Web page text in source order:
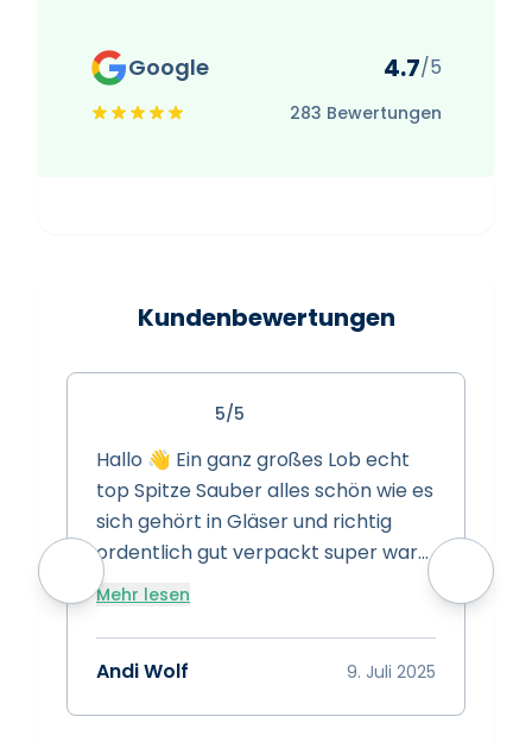
Google 4.7/5
283 Bewertungen
Kundenbewertungen
5/5
Hallo 👋 Ein ganz großes Lob echt
top Spitze Sauber alles schön wie es
sich gehört in Gläser und richtig
ordentlich gut verpackt super ware
super Preise super Leistung Spitze
Bewertung 15/10 👍👍👍
Mehr lesen
Andi Wolf 9. Juli 2025